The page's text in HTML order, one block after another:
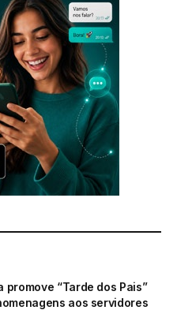
promove “Tarde dos Pais”
aos servidores